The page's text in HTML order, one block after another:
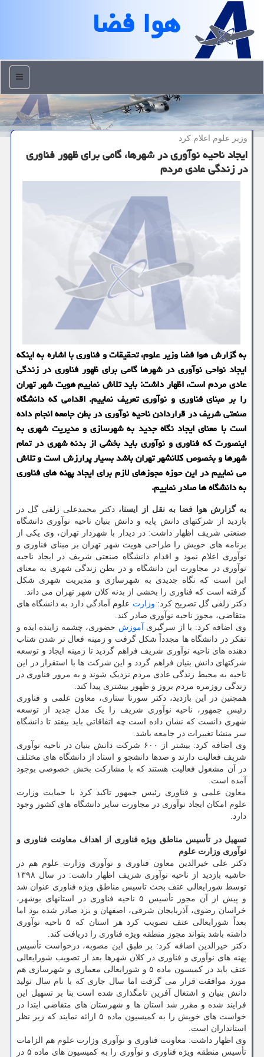
هوا فضا
منو
وزیر علوم اعلام كرد
ایجاد ناحیه نوآوری در شهرها، گامی برای ظهور فناوری
در زندگی عادی مردم
به گزارش هوا فضا وزیر علوم، تحقیقات و فناوری با اشاره به اینکه
ایجاد نواحی نوآوری در شهرها گامی برای ظهور فناوری در زندگی
عادی مردم است، اظهار داشت: باید تلاش نماییم هویت شهر تهران
را بر مبنای فناوری و نوآوری تعریف نماییم. اقدامی که دانشگاه
صنعتی شریف در قراردادن ناحیه نوآوری در بطن جامعه انجام داده
است با معنای ایجاد نگاه جدید به شهرسازی و مدیریت شهری به
اینصورت که فناوری و نوآوری باید بخشی از بدنه شهری در تمام
شهرها و بخصوص کلانشهر تهران باشد بسیار پرارزش است و تلاش
می نماییم در این حوزه مجوزهای لازم برای ایجاد پهنه های فناوری
به دانشگاه ها صادر نماییم.
به گزارش هوا فضا به نقل از ایسنا، دکتر محمدعلی زلفی گل در
بازدید از شرکتهای دانش پایه و دانش بنیان ناحیه نوآوری دانشگاه
صنعتی شریف اظهار داشت: در دیدار با شهردار تهران، وی یکی از
برنامه های خویش را طراحی هویت شهر تهران بر مبنای فناوری و
نوآوری اعلام نمود و اقدام دانشگاه صنعتی شریف در ایجاد ناحیه
نوآوری در مجاورت این دانشگاه و در بطن زندگی شهری به معنای
این است که نگاه جدیدی به شهرسازی و مدیریت شهری شکل
گرفته است که فناوری را بخشی از بدنه کلان شهر تهران می داند.
دکتر زلفی گل تصریح کرد: وزارت علوم آمادگی دارد به دانشگاه های
متقاضی، مجوز ناحیه نوآوری صادر کند.
وی اضافه کرد: با از سرگیری
آموزش حضوری، چشمه زاینده ایده و
تفکر در دانشگاه ها مجدداً شکل گرفت و زمینه فعال تر شدن شتاب
دهنده های ناحیه نوآوری شریف فراهم گردید تا زمینه ایجاد و توسعه
شرکتهای دانش بنیان فراهم گردد و این شرکت ها با استقرار در این
ناحیه به محیط زندگی عادی مردم نزدیک شوند و به مرور فناوری در
زندگی روزمره مردم بروز و ظهور بیشتری پیدا کند.
همچنین در این بازدید، دکتر سورنا ستاری، معاون علمی و فناوری
رئیس جمهور، ناحیه نوآوری شریف را یک مدل جدید از توسعه
شهری دانست که نشان داده است چه اتفاقاتی باید بیفتد تا دانشگاه
سر منشا تغییرات در جامعه باشد.
وی اضافه کرد: بیشتر از ۶۰۰ شرکت دانش بنیان در ناحیه نوآوری
شریف فعالیت دارند و صدها دانشجو و استاد از دانشگاه های مختلف
در آن مشغول فعالیت هستند که با مشارکت بخش خصوصی بوجود
آمده است.
معاون علمی و فناوری رئیس جمهور تاکید کرد با حمایت وزارت
علوم امکان ایجاد نوآوری در مجاورت سایر دانشگاه های کشور وجود
دارد.
تسهیل در تأسیس مناطق ویژه فناوری از اهداف معاونت فناوری و
نوآوری وزارت علوم
دکتر علی خیرالدین معاون فناوری و نوآوری وزارت علوم هم در
حاشیه بازدید از ناحیه نوآوری شریف اظهار داشت: در سال ۱۳۹۸
توسط شورایعالی عتف بحث تاسیس مناطق ویژه فناوری عنوان شد
و پیش از آن مجوز تأسیس ۵ ناحیه فناوری در استانهای بوشهر،
خراسان رضوی، آذربایجان شرقی، اصفهان و یزد صادر شده بود اما
بعداً شورایعالی عتف تصویب کرد هر استان که ۵ ناحیه نوآوری
داشته باشد بتواند مجوز منطقه ویژه فناوری را دریافت کند.
دکتر خیرالدین اضافه کرد: بر طبق این مصوبه، درخواست تأسیس
پهنه های نوآوری و فناوری در کلان شهرها بعد از تصویب شورایعالی
عتف باید در کمیسون ماده ۵ و شورایعالی معماری و شهرسازی هم
مورد موافقت قرار می گرفت اما سال جاری که با نام سال تولید
دانش بنیان و اشتغال آفرین نامگذاری شده است بنا بر تسهیل این
فرایند شده و مقرر شد استان ها و شهرستان های متقاضی ابتدا در
خواست های خویش را به کمیسیون ماده ۵ ارائه نمایند که زیر نظر
استانداران است.
وی اظهار داشت: معاونت فناوری و نوآوری وزارت علوم هم الزامات
تأسیس منطقه ویژه فناوری و نوآوری را به کمیسیون های ماده ۵ در